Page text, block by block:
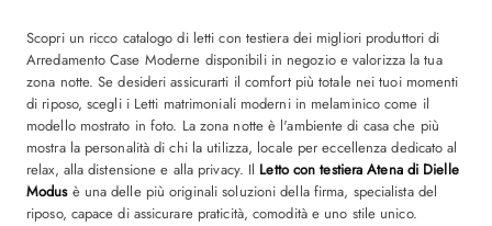
Scopri un ricco catalogo di letti con testiera dei migliori produttori di
Arredamento Case Moderne disponibili in negozio e valorizza la tua
zona notte. Se desideri assicurarti il comfort più totale nei tuoi momenti
di riposo, scegli i Letti matrimoniali moderni in melaminico come il
modello mostrato in foto. La zona notte è l'ambiente di casa che più
mostra la personalità di chi la utilizza, locale per eccellenza dedicato al
relax, alla distensione e alla privacy. Il Letto con testiera Atena di Dielle
Modusè una delle più originali soluzioni della firma, specialista del
riposo, capace di assicurare praticità, comodità e uno stile unico.